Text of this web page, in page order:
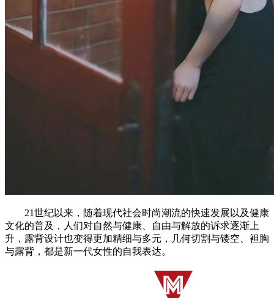
21世纪以来，随着现代社会时尚潮流的快速发展以及健康
文化的普及，人们对自然与健康、自由与解放的诉求逐渐上
升，露背设计也变得更加精细与多元，几何切割与镂空、袒胸
与露背，都是新一代女性的自我表达。